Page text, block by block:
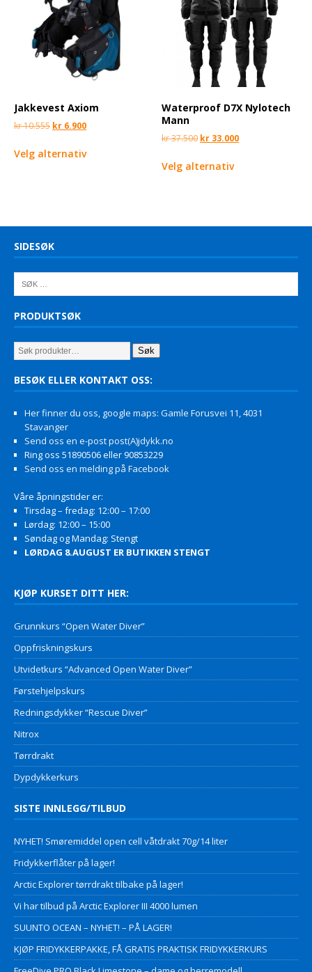
Jakkevest Axiom
kr10.555 kr 6.900
Velg alternativ
Waterproof D7X Nylotech
Mann
kr37.500 kr 33.000
Velg alternativ
SIDESØK
PRODUKTSØK
Søk
BESØK ELLER KONTAKT OSS:
Her finner du oss, google maps: Gamle Forusvei 11, 4031
Stavanger
Send oss en e-post post(A)jdykk.no
Ring oss 51890506 eller 90853229
Send oss en melding på Facebook
Våre åpningstider er:
Tirsdag – fredag: 12:00 – 17:00
Lørdag: 12:00 – 15:00
Søndag og Mandag: Stengt
LØRDAG 8.AUGUST ER BUTIKKEN STENGT
KJØP KURSET DITT HER:
Grunnkurs “Open Water Diver”
Oppfriskningskurs
Utvidetkurs “Advanced Open Water Diver”
Førstehjelpskurs
Redningsdykker “Rescue Diver”
Nitrox
Tørrdrakt
Dypdykkerkurs
SISTE INNLEGG/TILBUD
NYHET! Smøremiddel open cell våtdrakt 70g/14 liter
Fridykkerflåter på lager!
Arctic Explorer tørrdrakt tilbake på lager!
Vi har tilbud på Arctic Explorer III 4000 lumen
SUUNTO OCEAN – NYHET! – PÅ LAGER!
KJØP FRIDYKKERPAKKE, FÅ GRATIS PRAKTISK FRIDYKKERKURS